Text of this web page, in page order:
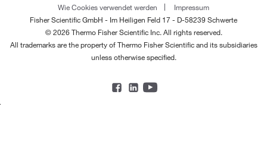
Wie Cookies verwendet werden
Impressum
Fisher Scientific GmbH - Im Heiligen Feld 17 - D-58239 Schwerte
© 2026 Thermo Fisher Scientific Inc. All rights reserved.
All trademarks are the property of Thermo Fisher Scientific and its subsidiaries
unless otherwise specified.